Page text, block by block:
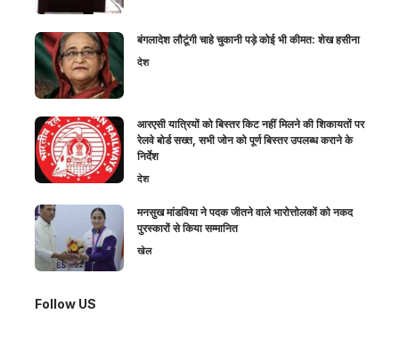
बंगलादेश लौटूंगी चाहे चुकानी पड़े कोई भी कीमत: शेख हसीना
देश
आरएसी यात्रियों को बिस्तर किट नहीं मिलने की शिकायतों पर
रेलवे बोर्ड सख्त, सभी जोन को पूर्ण बिस्तर उपलब्ध कराने के
निर्देश
देश
मनसुख मांडविया ने पदक जीतने वाले भारोत्तोलकों को नकद
पुरस्कारों से किया सम्मानित
खेल
Follow US